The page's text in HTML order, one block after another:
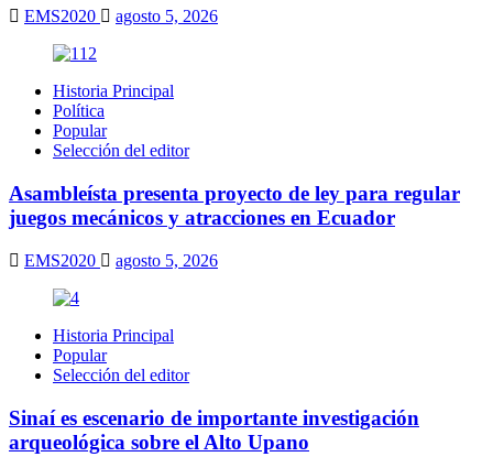
EMS2020 agosto 5, 2026
Historia Principal
Política
Popular
Selección del editor
Asambleísta presenta proyecto de ley para regular
juegos mecánicos y atracciones en Ecuador
EMS2020 agosto 5, 2026
Historia Principal
Popular
Selección del editor
Sinaí es escenario de importante investigación
arqueológica sobre el Alto Upano